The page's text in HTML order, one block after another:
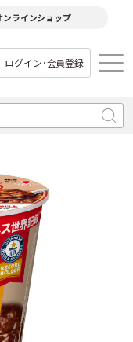
ンラインショップ
ログイン･会員登録